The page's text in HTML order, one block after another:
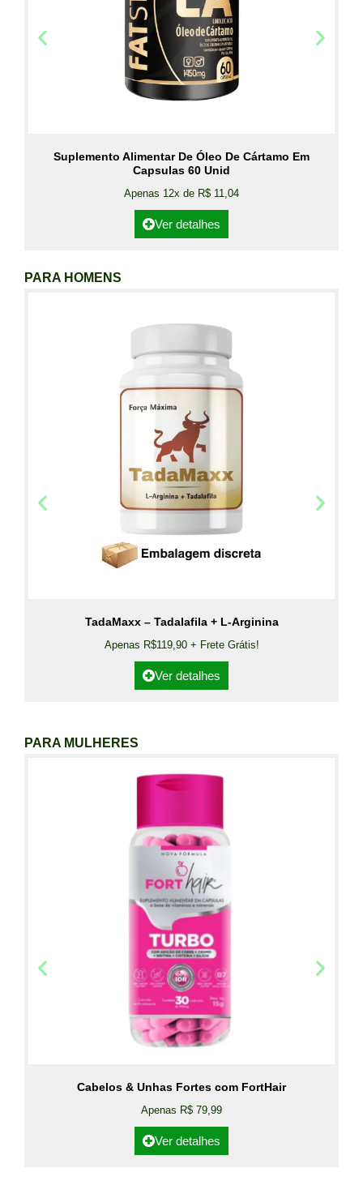
Suplemento Alimentar De Óleo De Cártamo Em
Capsulas 60 Unid
Apenas 12x de R$ 11,04
Ver detalhes
PARA HOMENS
TadaMaxx – Tadalafila + L-Arginina
Apenas R$119,90 + Frete Grátis!
Ver detalhes
PARA MULHERES
Cabelos & Unhas Fortes com FortHair
Apenas R$ 79,99
Ver detalhes